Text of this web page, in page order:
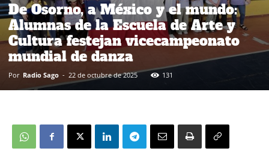
De Osorno, a México y el mundo:
Alumnas de la Escuela de Arte y
Cultura festejan vicecampeonato
mundial de danza
Por Radio Sago - 22 de octubre de 2025 131